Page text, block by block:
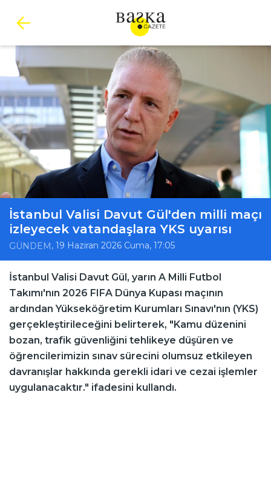
İstanbul Valisi Davut Gül'den milli maçı
izleyecek vatandaşlara YKS uyarısı
GÜNDEM , 19 Haziran 2026 Cuma, 17:05
İstanbul Valisi Davut Gül, yarın A Milli Futbol
Takımı'nın 2026 FIFA Dünya Kupası maçının
ardından Yükseköğretim Kurumları Sınavı'nın (YKS)
gerçekleştirileceğini belirterek, "Kamu düzenini
bozan, trafik güvenliğini tehlikeye düşüren ve
öğrencilerimizin sınav sürecini olumsuz etkileyen
davranışlar hakkında gerekli idari ve cezai işlemler
uygulanacaktır." ifadesini kullandı.